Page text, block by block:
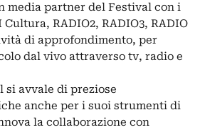
media partner del Festival con i
RADIO2, RADIO3, RADIO
di approfondimento, per
dal vivo attraverso tv, radio e
si avvale di preziose
anche per i suoi strumenti di
la collaborazione con